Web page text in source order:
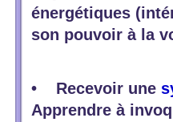
énergétiques
son pouvoir à la
• Recevoir une
Apprendre à